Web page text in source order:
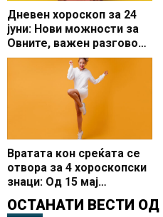
Дневен хороскоп за 24
јуни: Нови можности за
Овните, важен разговор
за Вагите
Вратата кон среќата се
отвора за 4 хороскопски
знаци: Од 15 мај
влегуваат во одличен
период на нови
ОСТАНАТИ ВЕСТИ ОД